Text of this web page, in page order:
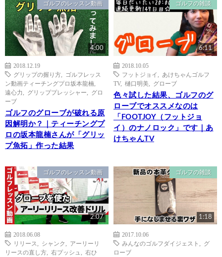
ゴルフのレッスン動画
4:00
2018.12.19
グリップの握り方
ゴルフレッス
ン動画ティーチングプロ坂本龍楠
遠心力
グリッププレッシャー
グロ
ーブ
ゴルフのグローブが破れる原
因解明か？｜ティーチングプ
ロの坂本龍楠さんが「グリッ
プ魚拓」作った結果
ゴルフの雑談
6:11
2018.10.05
フットジョイ
あけちゃんゴルフ
TV, 樋口明美 グローブ
色々試した結果、ゴルフのグ
ローブでオススメなのは
「FOOTJOY（フットジョ
イ）のナノロック」です｜あ
けちゃんTV
ゴルフのレッスン動画
2:07
2018.06.08
リリース
シャンク
アーリーリ
リースの直し方
右プッシュ
右ひ
ゴルフの雑談
1:18
2017.10.06
みんなのゴルフダイジェスト
グ
ローブ